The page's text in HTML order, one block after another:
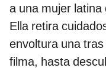
a una mujer
Ella retira
envoltura una
filma, hasta